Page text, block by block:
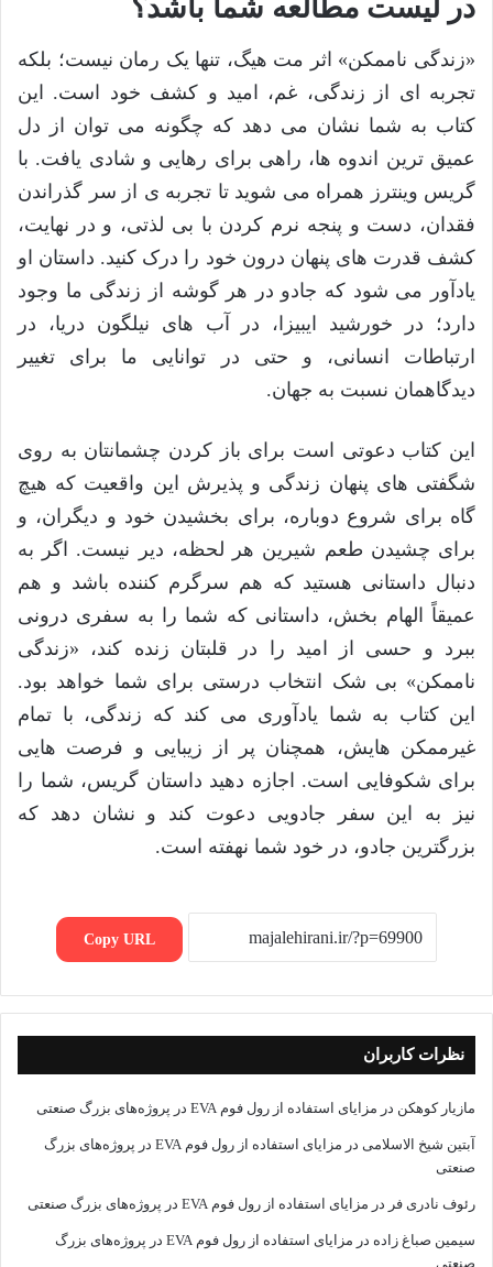
در لیست مطالعه شما باشد؟
«زندگی ناممکن» اثر مت هیگ، تنها یک رمان نیست؛ بلکه
تجربه ای از زندگی، غم، امید و کشف خود است. این
کتاب به شما نشان می دهد که چگونه می توان از دل
عمیق ترین اندوه ها، راهی برای رهایی و شادی یافت. با
گریس وینترز همراه می شوید تا تجربه ی از سر گذراندن
فقدان، دست و پنجه نرم کردن با بی لذتی، و در نهایت،
کشف قدرت های پنهان درون خود را درک کنید. داستان او
یادآور می شود که جادو در هر گوشه از زندگی ما وجود
دارد؛ در خورشید ایبیزا، در آب های نیلگون دریا، در
ارتباطات انسانی، و حتی در توانایی ما برای تغییر
دیدگاهمان نسبت به جهان.
این کتاب دعوتی است برای باز کردن چشمانتان به روی
شگفتی های پنهان زندگی و پذیرش این واقعیت که هیچ
گاه برای شروع دوباره، برای بخشیدن خود و دیگران، و
برای چشیدن طعم شیرین هر لحظه، دیر نیست. اگر به
دنبال داستانی هستید که هم سرگرم کننده باشد و هم
عمیقاً الهام بخش، داستانی که شما را به سفری درونی
ببرد و حسی از امید را در قلبتان زنده کند، «زندگی
ناممکن» بی شک انتخاب درستی برای شما خواهد بود.
این کتاب به شما یادآوری می کند که زندگی، با تمام
غیرممکن هایش، همچنان پر از زیبایی و فرصت هایی
برای شکوفایی است. اجازه دهید داستان گریس، شما را
نیز به این سفر جادویی دعوت کند و نشان دهد که
بزرگترین جادو، در خود شما نهفته است.
Copy URL
نظرات کاربران
مازیار کوهکن در مزایای استفاده از رول فوم EVA در پروژه‌های بزرگ صنعتی
آبتین شیخ الاسلامی در
مزایای استفاده از رول فوم EVA در پروژه‌های بزرگ
صنعتی
رئوف نادری فر در مزایای استفاده از رول فوم EVA در پروژه‌های بزرگ صنعتی
سیمین صباغ زاده در
مزایای استفاده از رول فوم EVA در پروژه‌های بزرگ
صنعتی